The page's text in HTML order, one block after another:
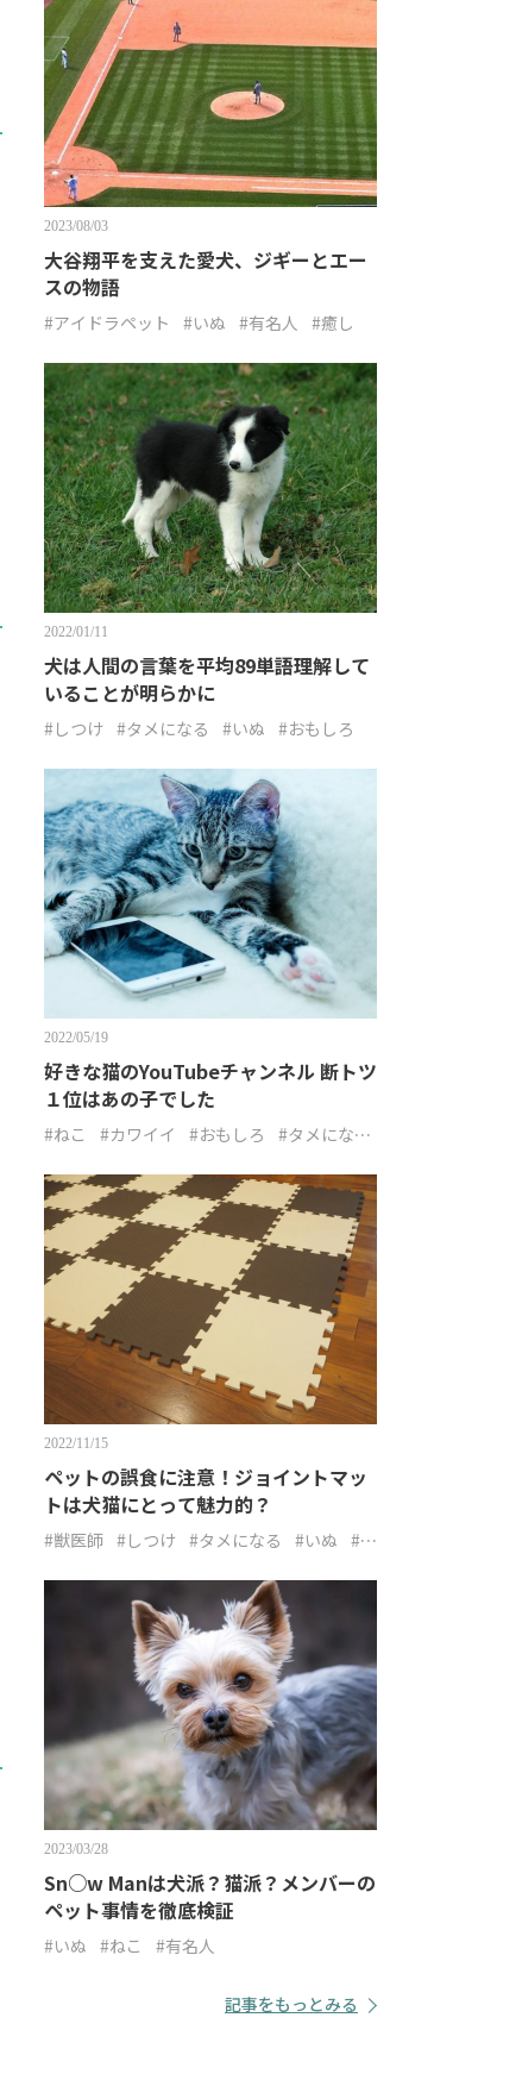
2023/08/03
大谷翔平を支えた愛犬、ジギーとエー
スの物語
#アイドラペット #いぬ #有名人 #癒し
2022/01/11
犬は人間の言葉を平均89単語理解して
いることが明らかに
#しつけ #タメになる #いぬ #おもしろ
2022/05/19
好きな猫のYouTubeチャンネル 断トツ
１位はあの子でした
#ねこ #カワイイ #おもしろ
#タメにな
2022/11/15
ペットの誤食に注意！ジョイントマッ
トは犬猫にとって魅力的？
#獣医師 #しつけ #タメになる #いぬ #ね
2023/03/28
Sn○w Manは犬派？猫派？メンバーの
ペット事情を徹底検証
#いぬ #ねこ #有名人
記事をもっとみる